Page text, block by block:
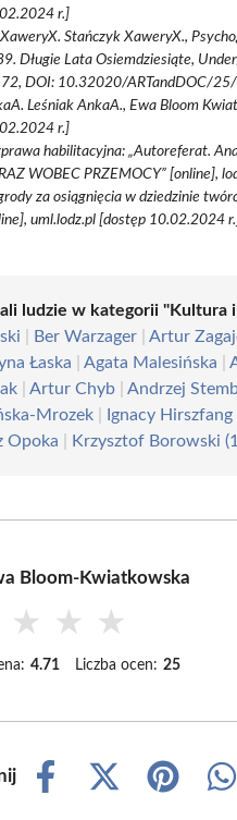
r.]
Stańczyk XaweryX.,
Długie Lata Osiemdziesiąte,
DOI: 10.32020/ARTandDOC/
Leśniak AnkaA., Ewa Bloom
r.]
habilitacyjna: „Autoreferat.
WOBEC PRZEMOCY” [online],
za osiągnięcia w dziedzinie
uml.lodz.pl [dostęp 10.02.2024
ludzie w kategorii "Kultura
Ber Warzager |Artur
Łaska |Agata Malesińska |
|Artur Chyb |Andrzej
Mrozek
Ignacy Hirszfang
Opoka
Krzysztof Borowski
Bloom-Kwiatkowska
★ ★ ★
4.71 Liczba ocen: 25
Share
Share
Share